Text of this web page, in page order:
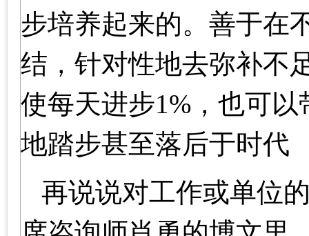
步培养起来的。善于在
结，针对性地去弥补不
使每天进步1%，也可
地踏步甚至落后于时代
再说说对工作或单位